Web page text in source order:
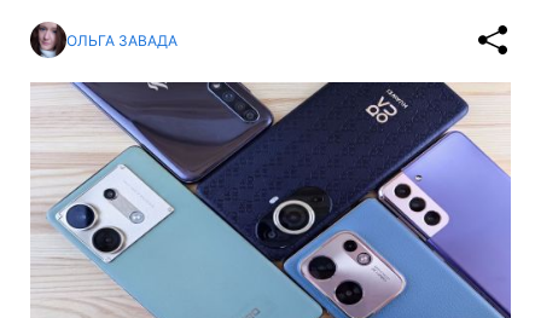
ОЛЬГА ЗАВАДА